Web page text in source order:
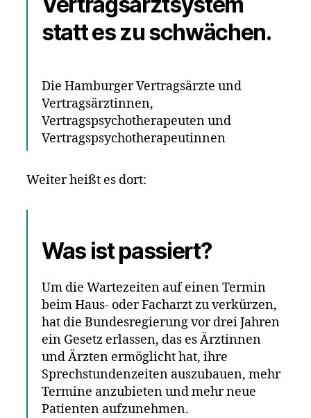
statt es zu schwächen.
Die Hamburger Vertragsärzte und
Vertragsärztinnen,
Vertragspsychotherapeuten und
Vertragspsychotherapeutinnen
Weiter heißt es dort:
Was ist passiert?
Um die Wartezeiten auf einen Termin
beim Haus- oder Facharzt zu verkürzen,
hat die Bundesregierung vor drei Jahren
ein Gesetz erlassen, das es Ärztinnen
und Ärzten ermöglicht hat, ihre
Sprechstundenzeiten auszubauen, mehr
Termine anzubieten und mehr neue
Patienten aufzunehmen.